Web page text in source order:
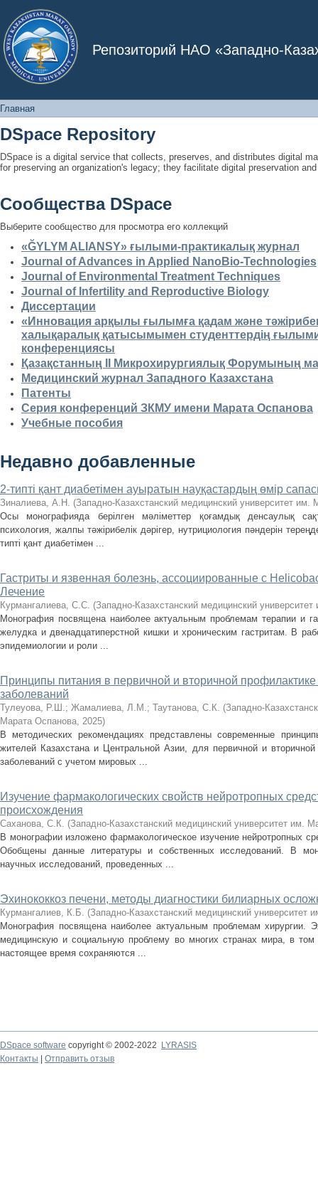
Репозиторий НАО «Западно-
Главная
Главная
DSpace Repository
DSpace is a digital service that collects, preserves, and distributes digital
for preserving an organization's legacy; they facilitate digital preservation
Сообщества DSpace
Выберите сообщество для просмотра его коллекций
«ĞYLYM ALIANSY» ғылыми-практикалық журнал
Journal of Advances in Applied NanoBio-Technologies
Journal of Environmental Treatment Techniques
Journal of Infertility and Reproductive Biology
Диссертации
«Инновация арқылы ғылымға қадам және
халықаралық қатысымымен студенттердің
конференциясы
Қазақстанның II Микрохирургиялық Форумының
Медицинский журнал Западного Казахстана
Патенты
Серия конференций ЗКМУ имени Марата Оспанова
Учебные пособия
Недавно добавленные
2-типті қант диабетімен ауыратын науқастардың өмір
Зиналиева, А.Н. (Западно-Казахстанский медицинский университет им.
Осы монографияда берілген мәліметтер қоғамдық денсаулық
психология, жалпы тәжірибелік дәрігер, нутрициология пәндерін
типті қант диабетімен ...
Гастриты и язвенная болезнь, ассоциированные с
Лечение
Курмангалиева, С.С. (Западно-Казахстанский медицинский
Монография посвящена наиболее актуальным проблемам терапии и
желудка и двенадцатиперстной кишки и хроническим гастритам. В
эпидемиологии и роли ...
Принципы питания в первичной и вторичной профилактике
заболеваний
Тулеуова, Р.Ш.; Жамалиева, Л.М.; Таутанова, С.К. (Западно-
Марата Оспанова, 2025)
В методических рекомендациях представлены современные
жителей Казахстана и Центральной Азии, для первичной и
заболеваний с учетом мировых ...
Изучение фармакологических свойств нейротропных
происхождения
Саханова, С.К. (Западно-Казахстанский медицинский университет им.
В монографии изложено фармакологическое изучение нейротропных
Обобщены данные литературы и собственных исследований. В
научных исследований, проведенных ...
Эхинококкоз печени, методы диагностики билиарных
Курмангалиев, К.Б. (Западно-Казахстанский медицинский университет
Монография посвящена наиболее актуальным проблемам хирургии.
медицинскую и социальную проблему во многих странах мира, в
настоящее время сохраняются ...
DSpace software copyright © 2002-2022
LYRASIS
Контакты
Отправить отзыв